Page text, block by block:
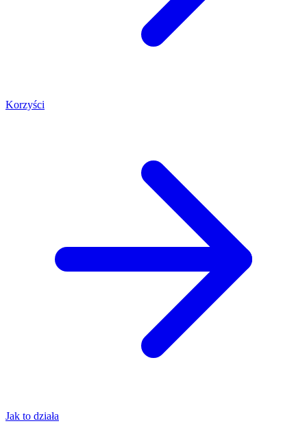
Korzyści
Jak to działa